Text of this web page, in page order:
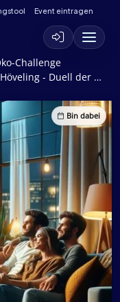
Event eintragen
Challenge
Höveling - Duell der Generationen
Bin dabei